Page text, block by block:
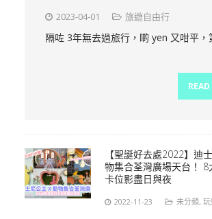
2023-04-01 旅遊自由行
隔咗 3年無去過旅行，啲 yen 又咁平，
【聖誕好去處2022】迪
物集合荃灣廣場天台！ 8
卡位影盡日與夜
2022-11-23 未分類,